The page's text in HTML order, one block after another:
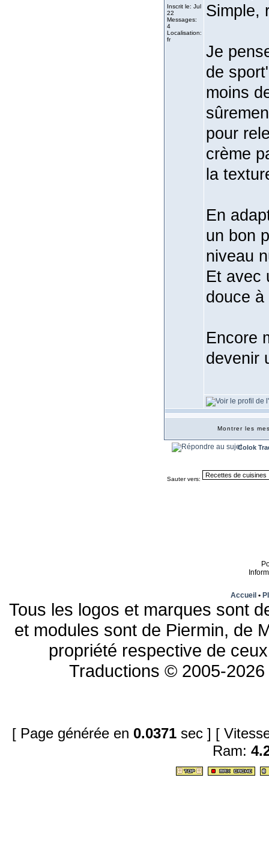
Inscrit le: Jul
22
Messages:
4
Localisation:
fr
Simple,
Je
de
moins
pour
crème
la
En
un bon
niveau
Et avec
douce
Encore
devenir
Montrer les
Colok
Sauter vers:
Accueil •
Tous les logos et marques sont
et modules sont de Piermin, de
propriété respective de
Traductions © 2005-
[ Page générée en 0.0371 sec ] [
Ram: